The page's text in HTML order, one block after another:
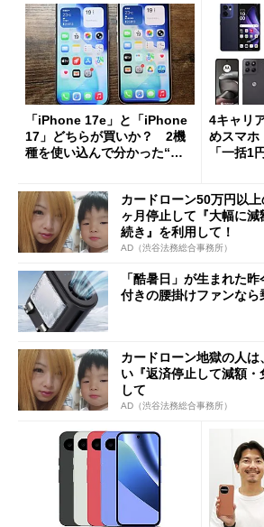
「iPhone 17e」と「iPhone
17」どちらが買いか？ 2機
種を使い込んで分かった“ス
4キャリ
めスマホ
「一括1
カードローン50万円以
ヶ月停止して『大幅に
続き』を利用して！
AD（渋谷法務総合事務所）
「酷暑日」が生まれた
付きの腰掛けファンなら
カードローン地獄の人
い『返済停止して減額
して
AD（渋谷法務総合事務所）